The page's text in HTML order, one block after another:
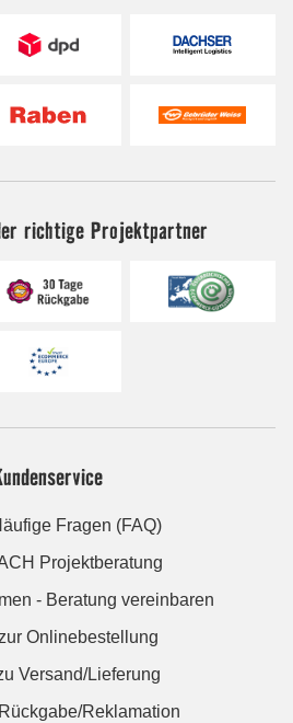
richtige Projektpartner
Fragen (FAQ)
Projektberatung
- Beratung vereinbaren
Onlinebestellung
Versand/Lieferung
Reklamation